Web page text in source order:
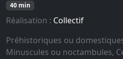
40 min
Réalisation : Collectif
Préhistoriques ou
Minuscules ou noctambules,